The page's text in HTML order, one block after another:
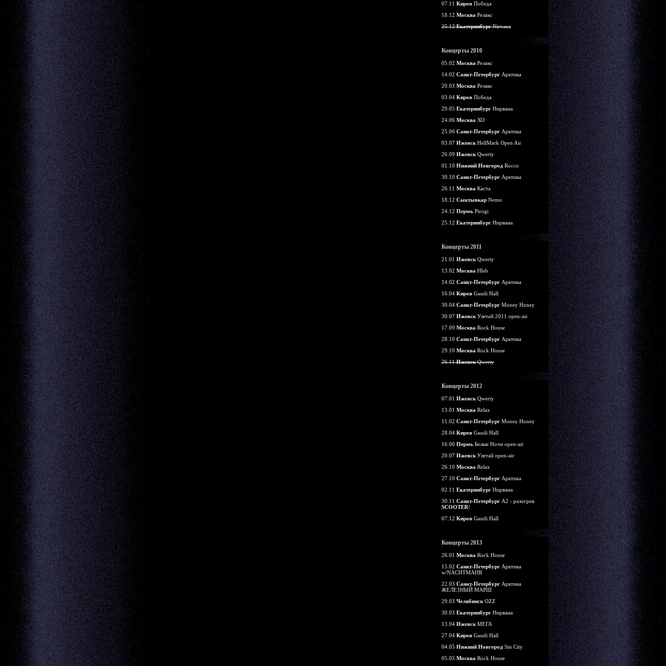
07.11 Киров Победа
18.12 Москва Релакс
25.12ЕкатеринбургNirvana
Концерты 2010
05.02 Москва Релакс
14.02 Санкт-Петербург Арктика
20.03 Москва Релакс
03.04 Киров Победа
29.05 Екатеринбург Нирвана
24.06 Москва ХО
25.06 Санкт-Петербург Арктика
03.07 Ижевск HellMark Open Air
26.09 Ижевск Qwerty
01.10 Нижний Новгород Rocco
30.10 Санкт-Петербург Арктика
26.11 Москва Каста
18.12 Сыктывкар Nemo
24.12 Пермь Pirogi
25.12 Екатеринбург Нирвана
Концерты 2011
21.01 Ижевск Qwerty
13.02 Москва Hleb
14.02 Санкт-Петербург Арктика
16.04 Киров Gaudi Hall
30.04 Санкт-Петербург Money Honey
30.07 Ижевск Улетай 2011 open-air
17.09 Москва Rock House
28.10 Санкт-Петербург Арктика
29.10 Москва Rock House
26.11ИжевскQwerty
Концерты 2012
07.01 Ижевск Qwerty
13.01 Москва Relax
11.02 Санкт-Петербург Money Honey
28.04 Киров Gaudi Hall
16.06 Пермь Белые Ночи open-air
20.07 Ижевск Улетай open-air
26.10 Москва Relax
27.10 Санкт-Петербург Арктика
02.11 Екатеринбург Нирвана
30.11 Санкт-Петербург А2 - разогрев
SCOOTER!
07.12 Киров Gaudi Hall
Концерты 2013
26.01 Москва Rock House
15.02 Санкт-Петербург Арктика
w/NACHTMAHR
22.03 Санкт-Петербург Арктика
ЖЕЛЕЗНЫЙ МАРШ
29.03 Челябинск OZZ
30.03 Екатеринбург Нирвана
13.04 Ижевск МЕГА
27.04 Киров Gaudi Hall
04.05 Нижний Новгород Sin City
05.05 Москва Rock House